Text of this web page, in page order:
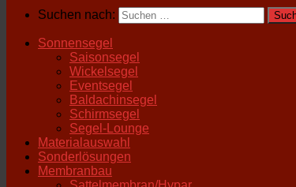
Suchen nach:
Sonnensegel
Saisonsegel
Wickelsegel
Eventsegel
Baldachinsegel
Schirmsegel
Segel-Lounge
Materialauswahl
Sonderlösungen
Membranbau